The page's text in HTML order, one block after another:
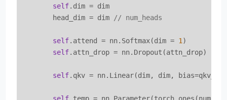
self.dim = dim
        head_dim = dim
// num_heads
self.attend = nn.Softmax(dim = 1)
self.attn_drop = nn.Dropout(attn_drop)
self.qkv = nn.Linear(dim, dim,